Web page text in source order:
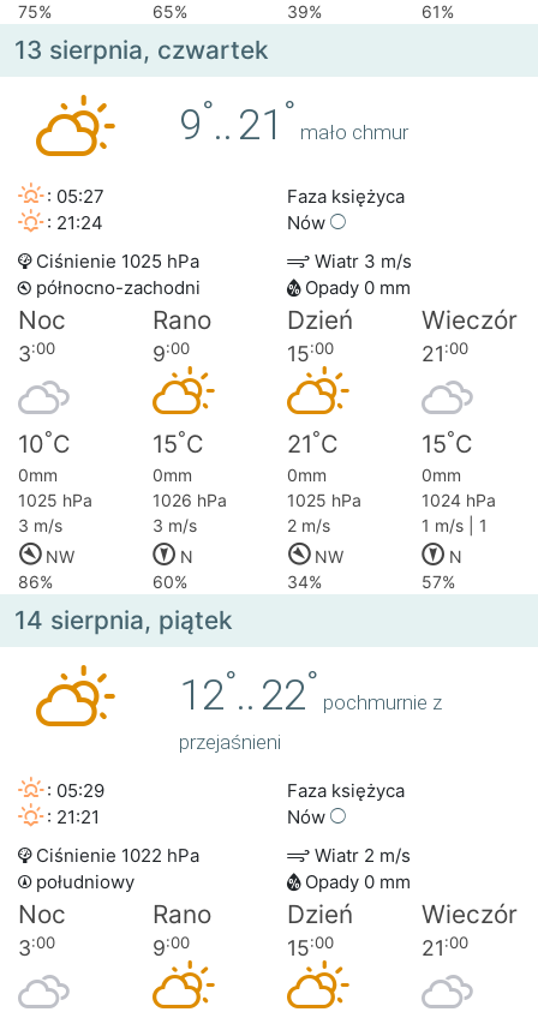
75%
65% 39% 61%
13 sierpnia, czwartek
9°.. 21 °
mało chmur
: 05:27
: 21:24
Faza księżyca
Nów
Ciśnienie 1025 hPa
Wiatr 3 m/s
północno-zachodni
Opady 0 mm
Noc Rano Dzień Wieczór
3:00 9:00 15:00 21:00
10°C 15°C 21°C 15°C
0mm 0mm 0mm
0mm
1025 hPa
1026 hPa 1025 hPa
1024 hPa
3 m/s
3 m/s 2 m/s
1 m/s | 1
NW
N NW
N
86%
60% 34% 57%
14 sierpnia, piątek
12°.. 22°
pochmurnie z
przejaśnieni
: 05:29
: 21:21
Faza księżyca
Nów
Ciśnienie 1022 hPa
Wiatr 2 m/s
południowy
Opady 0 mm
Noc Rano Dzień Wieczór
3:00 9:00 15:00 21:00